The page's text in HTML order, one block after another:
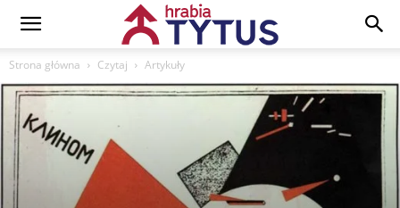
Strona główna Czytaj Artykuły